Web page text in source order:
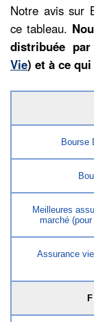
Notre avis sur
ce tableau.
distribuée
Vie) et à ce
Bourse
Meilleures
marché
Assurance